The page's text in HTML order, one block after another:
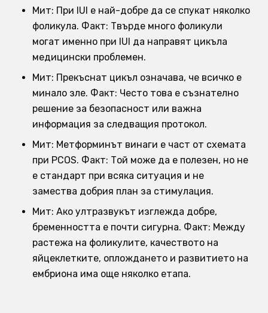
Мит: При IUI е най-добре да се спукат няколко
фоликула. Факт: Твърде много фоликули
могат именно при IUI да направят цикъла
медицински проблемен.
Мит: Прекъснат цикъл означава, че всичко е
минало зле. Факт: Често това е съзнателно
решение за безопасност или важна
информация за следващия протокол.
Мит: Метформинът винаги е част от схемата
при PCOS. Факт: Той може да е полезен, но не
е стандарт при всяка ситуация и не
замества добрия план за стимулация.
Мит: Ако ултразвукът изглежда добре,
бременността е почти сигурна. Факт: Между
растежа на фоликулите, качеството на
яйцеклетките, оплождането и развитието на
ембриона има още няколко етапа.